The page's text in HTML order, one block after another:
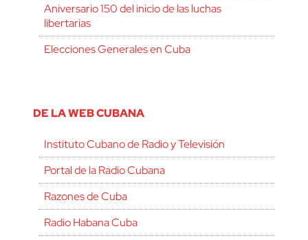
Aniversario 150 del inicio de las luchas
libertarias
Elecciones Generales en Cuba
DE LA WEB CUBANA
Instituto Cubano de Radio y Televisión
Portal de la Radio Cubana
Razones de Cuba
Radio Habana Cuba